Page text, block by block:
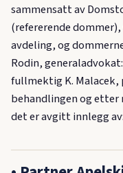
sammensatt av
(refererende
avdeling, og
Rodin,
fullmektig K. Malacek,
behandlingen og
det er avgitt innlegg av: